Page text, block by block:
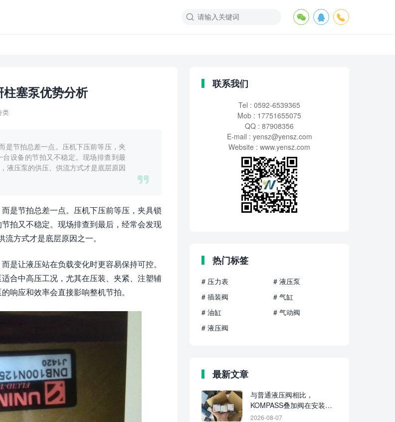
塞泵优势分析
类
是节拍总差一点。压机下压前等压，夹
设备的节拍又不稳定。现场排查到最
液压泵的供压、供流方式才是底层原因
是节拍总差一点。压机下压前等压，夹具锁
拍又不稳定。现场排查到最后，经常会发现
方式才是底层原因之一。
是让液压站在负载变化时更容易保持可控。
合中高压工况，尤其在压装、夹紧、注塑辅
响应和效率会直接影响整机节拍。
联系我们
Tel : 0592-6539365
Mob : 17751655075
QQ : 87908356
E-mail : yensz@yensz.com
Website : www.yensz.com
热门标签
# 压力表
# 液压泵
# 插装阀
# 气缸
# 油缸
# 气动阀
# 液压阀
最新文章
与普通液压阀相比，
KOMPASS叠加阀在安装、
回路集成和维护上有哪些不
2026-08-07